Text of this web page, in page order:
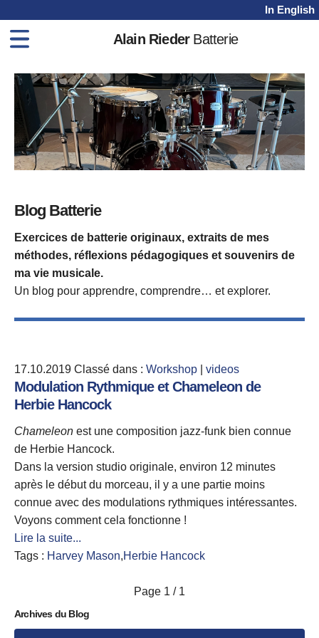
In English
Alain RiederBatterie
Méthodes
Cours
Vidéos
Shop
Contact
Blog Batterie
Exercices de batterie originaux, extraits de mes
méthodes, réflexions pédagogiques et souvenirs de
ma vie musicale.
Un blog pour apprendre, comprendre… et explorer.
17.10.2019 Classé dans : Workshop videos
Modulation Rythmique et Chameleon de
Herbie Hancock
Chameleon est une composition jazz-funk bien connue
de Herbie Hancock.
Dans la version studio originale, environ 12 minutes
après le début du morceau, il y a une partie moins
connue avec des modulations rythmiques intéressantes.
Voyons comment cela fonctionne !
Lire la suite...
Tags : Harvey Mason,Herbie Hancock
Page 1 / 1
Archives du Blog